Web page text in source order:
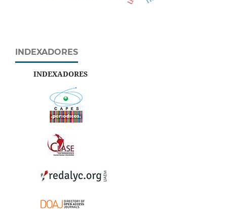
INDEXADORES
INDEXADORES